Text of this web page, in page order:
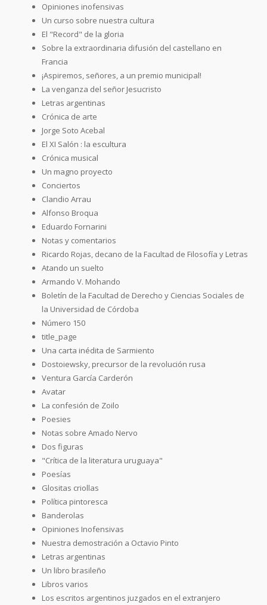
Opiniones inofensivas
Un curso sobre nuestra cultura
El "Record" de la gloria
Sobre la extraordinaria difusión del castellano en
Francia
¡Aspiremos, señores, a un premio municipal!
La venganza del señor Jesucristo
Letras argentinas
Crónica de arte
Jorge Soto Acebal
El XI Salón : la escultura
Crónica musical
Un magno proyecto
Conciertos
Clandio Arrau
Alfonso Broqua
Eduardo Fornarini
Notas y comentarios
Ricardo Rojas, decano de la Facultad de Filosofía y Letras
Atando un suelto
Armando V. Mohando
Boletín de la Facultad de Derecho y Ciencias Sociales de
la Universidad de Córdoba
Número 150
title_page
Una carta inédita de Sarmiento
Dostoiewsky, precursor de la revolución rusa
Ventura García Carderón
Avatar
La confesión de Zoilo
Poesies
Notas sobre Amado Nervo
Dos figuras
"Crítica de la literatura uruguaya"
Poesías
Glositas criollas
Política pintoresca
Banderolas
Opiniones Inofensivas
Nuestra demostración a Octavio Pinto
Letras argentinas
Un libro brasileño
Libros varios
Los escritos argentinos juzgados en el extranjero